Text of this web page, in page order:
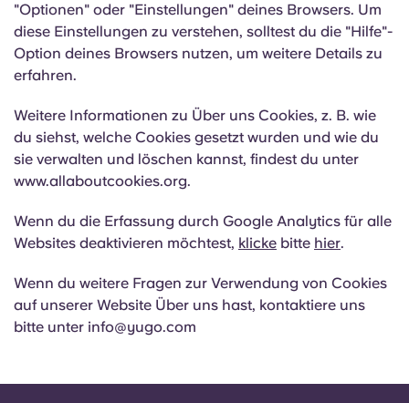
"Optionen" oder "Einstellungen" deines Browsers. Um
diese Einstellungen zu verstehen, solltest du die "Hilfe"-
Option deines Browsers nutzen, um weitere Details zu
erfahren.
Weitere Informationen zu Über uns Cookies, z. B. wie
du siehst, welche Cookies gesetzt wurden und wie du
sie verwalten und löschen kannst, findest du unter
www.allaboutcookies.org.
Wenn du die Erfassung durch Google Analytics für alle
Websites deaktivieren möchtest, klicke bitte hier.
Wenn du weitere Fragen zur Verwendung von Cookies
auf unserer Website Über uns hast, kontaktiere uns
bitte unter info@yugo.com